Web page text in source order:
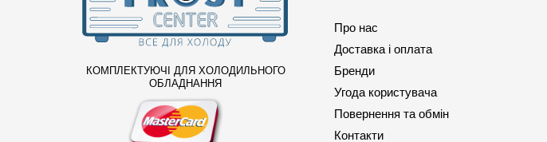
КОМПЛЕКТУЮЧІ ДЛЯ ХОЛОДИЛЬНОГО
ОБЛАДНАННЯ
Про нас
Доставка і оплата
Бренди
Угода користувача
Повернення та обмін
Контакти